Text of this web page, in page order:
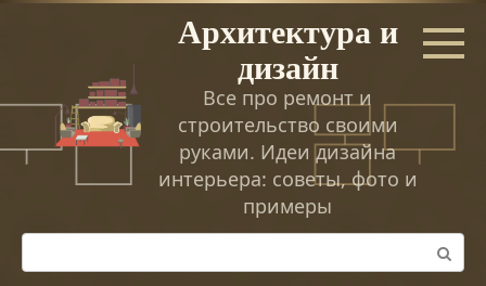
Перейти
Архитектура и
дизайн
Все про ремонт и
строительство своими
руками. Идеи дизайна
интерьера: советы, фото и
примеры
Поиск: